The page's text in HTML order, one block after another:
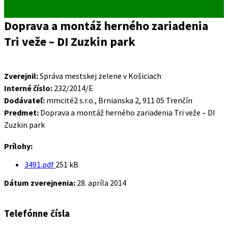
Doprava a montáž herného zariadenia
Tri veže – DI Zuzkin park
Zverejnil:Správa mestskej zelene v Košiciach
Interné číslo: 232/2014/E
Dodávateľ: mmcité2 s.r.o., Brnianska 2, 911 05 Trenčín
Predmet: Doprava a montáž herného zariadenia Tri veže – DI
Zuzkin park
Prílohy:
3491.pdf Veľkosť
251 kB
Dátum zverejnenia: 28. apríla 2014
Telefónne čísla